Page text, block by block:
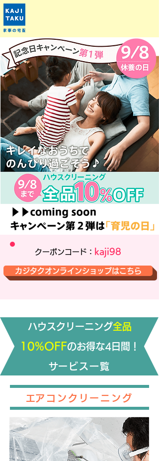
​クーポンコード： kaji98
カジタクオンラインショップはこちら
​ハウスクリーニング全品
10%OFFのお得な4日間！
​サービス一覧
​エアコンクリーニング